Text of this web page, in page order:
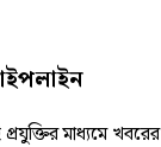
মাধ্যমে খবরের